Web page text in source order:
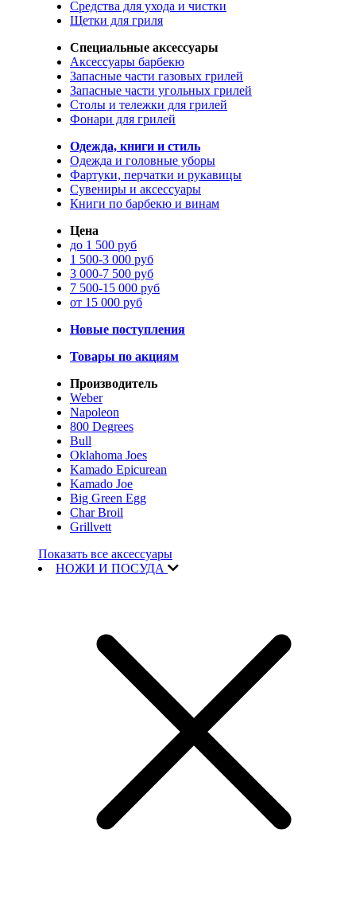
Средства для ухода и чистки
Щетки для гриля
Специальные аксессуары
Аксессуары барбекю
Запасные части газовых грилей
Запасные части угольных грилей
Столы и тележки для грилей
Фонари для грилей
Одежда, книги и стиль
Одежда и головные уборы
Фартуки, перчатки и рукавицы
Сувениры и аксессуары
Книги по барбекю и винам
Цена
до 1 500 руб
1 500-3 000 руб
3 000-7 500 руб
7 500-15 000 руб
от 15 000 руб
Новые поступления
Товары по акциям
Производитель
Weber
Napoleon
800 Degrees
Bull
Oklahoma Joes
Kamado Epicurean
Kamado Joe
Big Green Egg
Char Broil
Grillvett
Показать все аксессуары
НОЖИ И ПОСУДА